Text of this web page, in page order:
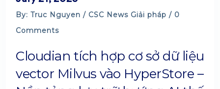
By: Truc Nguyen / CSC News Giải pháp / 0
Comments
Cloudian tích hợp cơ sở dữ liệu
vector Milvus vào HyperStore –